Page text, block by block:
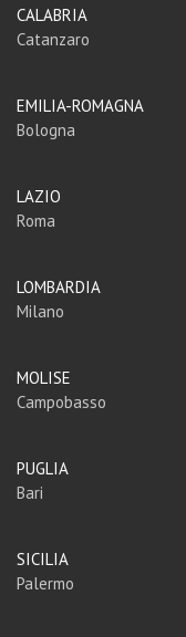
CALABRIA
Catanzaro
EMILIA-ROMAGNA
Bologna
LAZIO
Roma
LOMBARDIA
Milano
MOLISE
Campobasso
PUGLIA
Bari
SICILIA
Palermo